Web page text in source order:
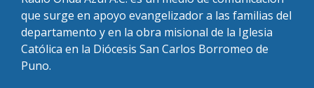
que surge en apoyo evangelizador a las familias del
departamento y en la obra misional de la Iglesia
Católica en la Diócesis San Carlos Borromeo de
Puno.